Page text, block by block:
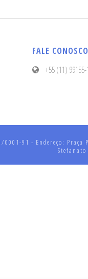
FALE CONOSCO
+55 (11) 99155-
0001-91 - Endereço: